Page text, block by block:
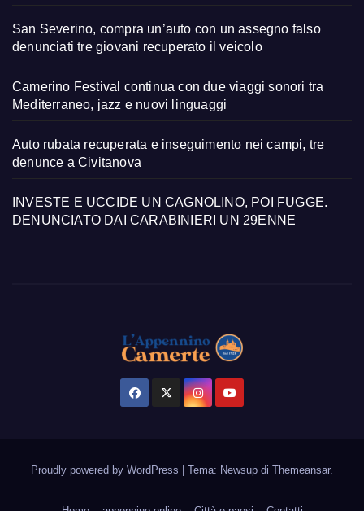
San Severino, compra un’auto con un assegno falso
denunciati tre giovani recuperato il veicolo
Camerino Festival continua con due viaggi sonori tra
Mediterraneo, jazz e nuovi linguaggi
Auto rubata recuperata e inseguimento nei campi, tre
denunce a Civitanova
INVESTE E UCCIDE UN CAGNOLINO, POI FUGGE.
DENUNCIATO DAI CARABINIERI UN 29ENNE
Proudly powered by WordPress Tema: Newsup di Themeansar.